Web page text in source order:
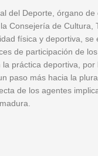
del Deporte, órgano de
Consejería de Cultura,
física y deportiva, se
de participación de
práctica deportiva, por
paso más hacia la
de los agentes